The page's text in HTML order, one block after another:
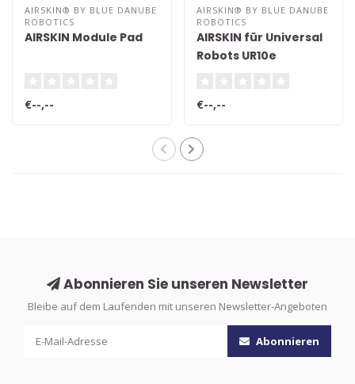
AIRSKIN® BY BLUE DANUBE
ROBOTICS
AIRSKIN Module Pad
€--,--
AIRSKIN® BY BLUE DANUBE
ROBOTICS
AIRSKIN für Universal
Robots UR10e
€--,--
Abonnieren Sie unseren Newsletter
Bleibe auf dem Laufenden mit unseren Newsletter-Angeboten
Abonnieren